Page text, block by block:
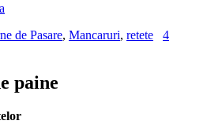
de Pasare, Mancaruri, retete
4
paine